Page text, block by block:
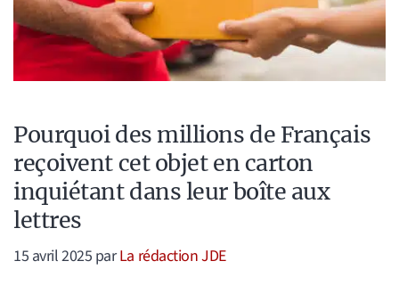
Pourquoi des millions de Français
reçoivent cet objet en carton
inquiétant dans leur boîte aux
lettres
15 avril 2025 parLa rédaction JDE